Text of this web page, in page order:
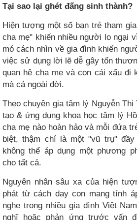
Tại sao lại ghét đấng sinh thành?
Hiện tượng một số bạn trẻ tham
cha mẹ" khiến nhiều người lo ngại
mó cách nhìn về gia đình khiến
việc sử dụng lời lẽ dễ gây tổn
quan hệ cha mẹ và con cái xấu đi
mà cả ngoài đời.
Theo chuyên gia tâm lý Nguyễn Thị
tạo & ứng dụng khoa học tâm lý
cha mẹ nào hoàn hảo và mỗi đứa
biệt, thậm chí là một "vũ trụ"
không thể áp dụng một phương
cho tất cả.
Nguyên nhân sâu xa của hiện
phát từ cách dạy con mang tính
nghe trong nhiều gia đình Việt
nghĩ hoặc phản ứng trước vấn